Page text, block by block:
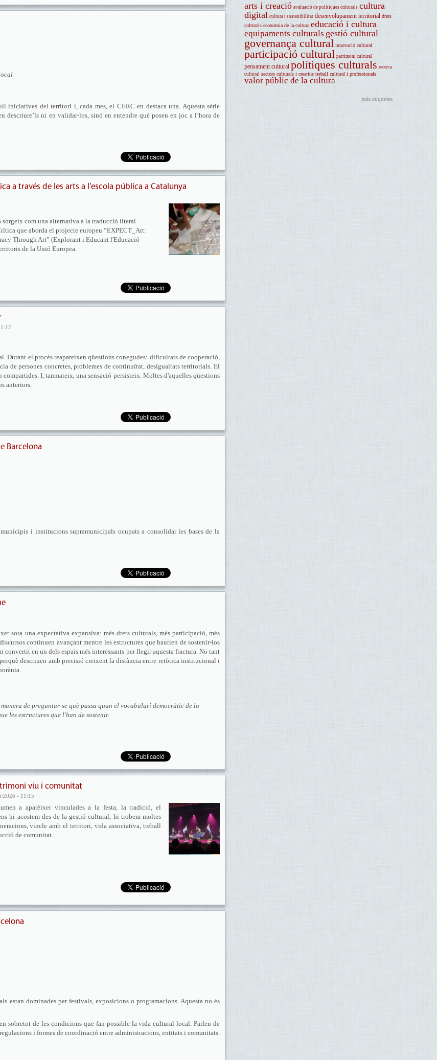
iniciatives del territori i, cada mes, el CERC en destaca una. Aquesta sèrie
descriure’ls ni en validar-los, sinó en entendre què posen en joc a l’hora de
a través de les arts a l’escola pública a Catalunya
com una alternativa a la traducció literal
que aborda el projecte europeu “EXPECT_Art:
Through Art” (Explorant i Educant l'Educació
de la Unió Europea.
Durant el procés reapareixen qüestions conegudes: dificultats de cooperació,
de persones concretes, problemes de continuïtat, desigualtats territorials. El
I, tanmateix, una sensació persisteix. Moltes d'aquelles qüestions
anteriors.
Barcelona
i institucions supramunicipals ocupats a consolidar les bases de la
sota una expectativa expansiva: més drets culturals, més participació, més
continuen avançant mentre les estructures que haurien de sostenir-los
convertit en un dels espais més interessants per llegir aquesta fractura. No tant
descriuen amb precisió creixent la distància entre retòrica institucional i
de preguntar-se què passa quan el vocabulari democràtic de la
les estructures que l'han de sostenir.
viu i comunitat
2026 - 11:15
a aparèixer vinculades a la festa, la tradició, el
hi acostem des de la gestió cultural, hi trobem moltes
vincle amb el territori, vida associativa, treball
de comunitat.
estan dominades per festivals, exposicions o programacions. Aquesta no és
sobretot de les condicions que fan possible la vida cultural local. Parlen de
i formes de coordinació entre administracions, entitats i comunitats.
arts i creació avaluació de polítiques culturals cultura
digital cultura i sostenibilitat desenvolupament territorial drets
culturals economia de la cultura educació i cultura
equipaments culturals gestió cultural
governança cultural innovació cultural
participació cultural patrimoni cultural
pensament cultural polítiques culturals recerca
cultural sectors culturals i creatius treball cultural i professionals
valor públic de la cultura
més etiquetes